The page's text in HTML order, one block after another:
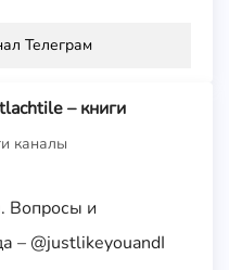
Телеграм
– книги
каналы
Вопросы и
– @justlikeyouandI